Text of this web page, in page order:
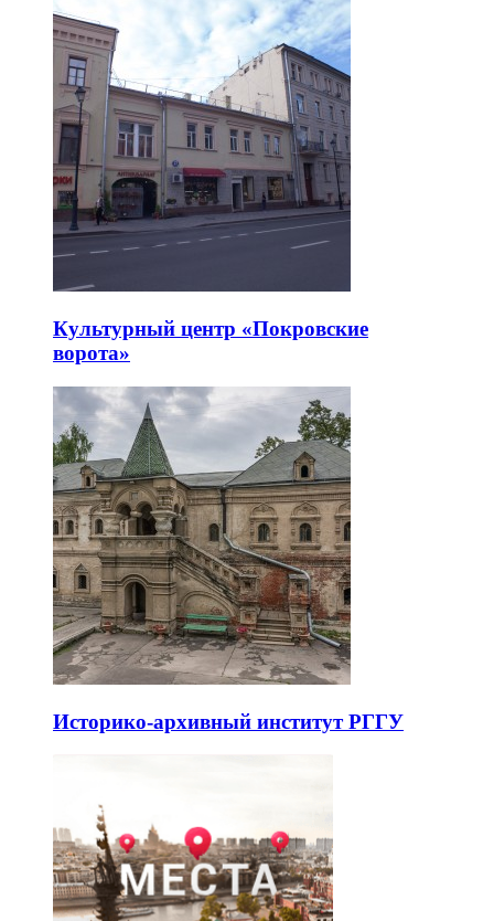
Культурный центр «Покровские
ворота»
Историко-архивный институт РГГУ